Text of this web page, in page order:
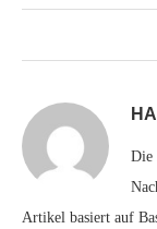
Die
Artikel basiert auf